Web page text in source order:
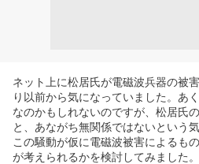
ネット上に松居氏が電磁波兵器の被
り以前から気になっていました。あ
なのかもしれないのですが、松居氏
と、あながち無関係ではないという
この騒動が仮に電磁波被害によるも
が考えられるかを検討してみました